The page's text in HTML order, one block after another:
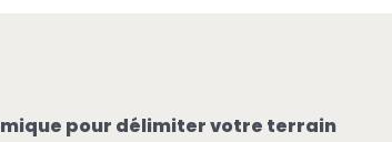
pour délimiter votre terrain